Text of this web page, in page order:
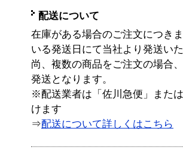
配送について
在庫がある場合のご注文につき
いる発送日にて当社より発送い
尚、複数の商品をご注文の場合
発送となります。
※配送業者は「佐川急便」また
けます
⇒配送について詳しくはこちら